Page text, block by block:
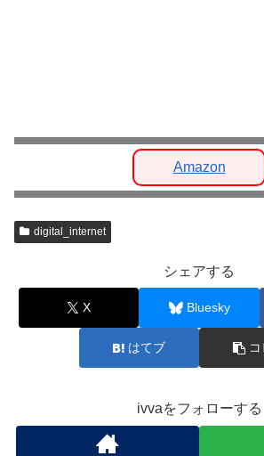
Amazon
digital_internet
シェアする
X Bluesky
はてブ
ivvaをフォローする